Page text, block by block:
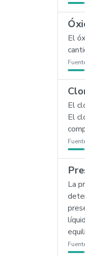
El
El
El
La